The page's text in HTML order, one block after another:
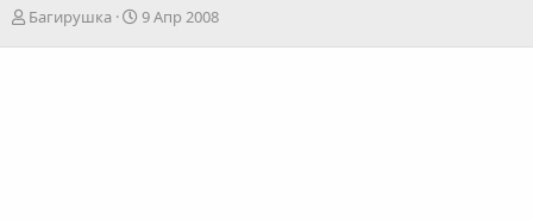
А
Багирушка
Д
9 Апр 2008